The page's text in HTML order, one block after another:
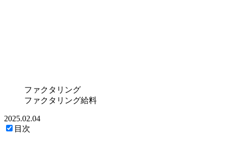
ファクタリング
ファクタリング給料
2025.02.04
目次